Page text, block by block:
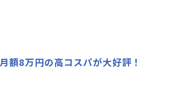
額8万円の高コスパが大好評！